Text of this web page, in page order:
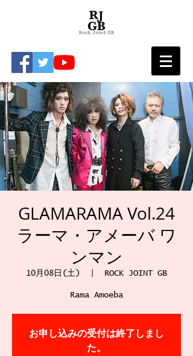
GLAMARAMA Vol.24
ラーマ・アメーバ ワ
ンマン
10月08日(土) ROCK JOINT GB
Rama Amoeba
お申し込みの受付は終了しまし
た。